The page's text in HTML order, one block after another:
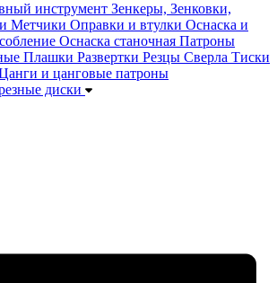
инструмент Зенкеры, Зенковки,
Метчики Оправки и втулки Оснаска и
Оснаска станочная Патроны
Плашки Развертки Резцы Сверла Тиски
и цанговые патроны
диски